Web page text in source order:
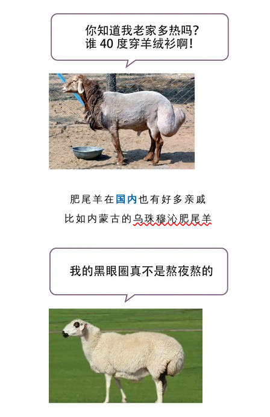
肥尾羊在 国内也有好多亲戚
比如内蒙古的乌珠穆沁肥尾羊